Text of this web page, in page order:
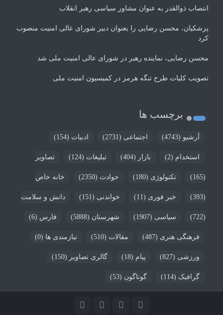
انتصاب ذوالقدر به عنوان مشاور سیاسی رهبر انقلاب
پزشکیان، محسن رضایی را بعنوان دبیر شورای عالی امنیت منصوب
کرد
محسن رضایی، نماینده رهبر در شورای عالی امنیت ملی شد
تصویب کلیات طرح تنگه هرمز در کمیسیون امنیت ملی
برچسب ها
آرشیو (4743) اجتماعی (2731) ادبیات (154)
استخدام (2) بازار (404) تبلیغات (124) تصاویر
(165) تکنولوژی (180) حوادث (2350) خانه خاص
(393) خبر فوری (11) خواندنی (151) دانش و سلامت
(722) سیاسی (1907) شهرستان (5888) فارس (6)
فرهنگی هنری (487) مقالات (510) نیازمندی ها (0)
ورزشی (827) پیام (18) گالری تصاویر (150)
گرافیک (114) گوناگون (53)